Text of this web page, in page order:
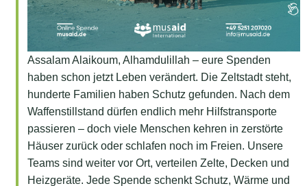
Assalam Alaikoum, Alhamdulillah – eure Spenden
haben schon jetzt Leben verändert. Die Zeltstadt steht,
hunderte Familien haben Schutz gefunden. Nach dem
Waffenstillstand dürfen endlich mehr Hilfstransporte
passieren – doch viele Menschen kehren in zerstörte
Häuser zurück oder schlafen noch im Freien. Unsere
Teams sind weiter vor Ort, verteilen Zelte, Decken und
Heizgeräte. Jede Spende schenkt Schutz, Wärme und